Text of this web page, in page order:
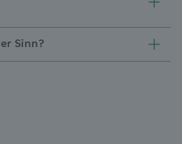
Sinn?